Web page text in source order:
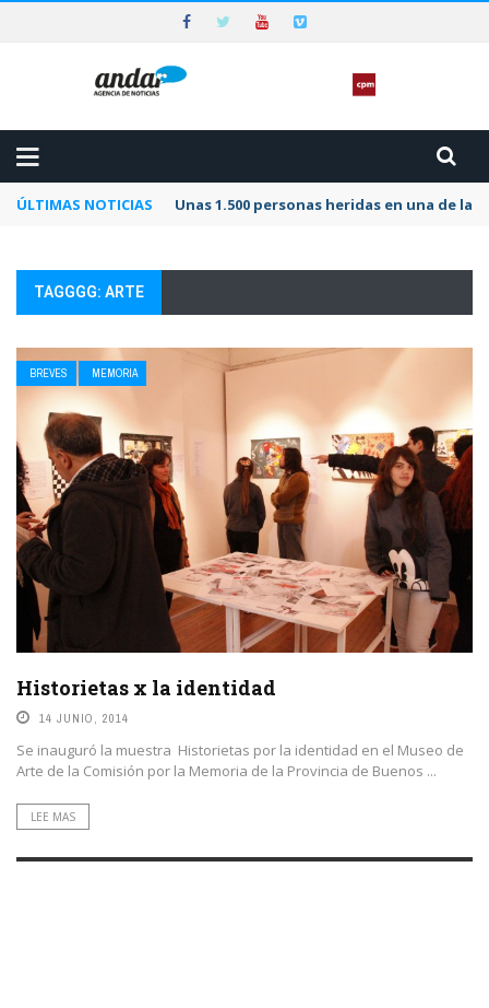
ÚLTIMAS NOTICIAS Unas 1.500 personas heridas en una de
TAGGGG: ARTE
BREVES MEMORIA
Historietas x la identidad
14 JUNIO, 2014
Se inauguró la muestra Historietas por la identidad en el Museo de
Arte de la Comisión por la Memoria de la Provincia de Buenos ...
LEE MAS